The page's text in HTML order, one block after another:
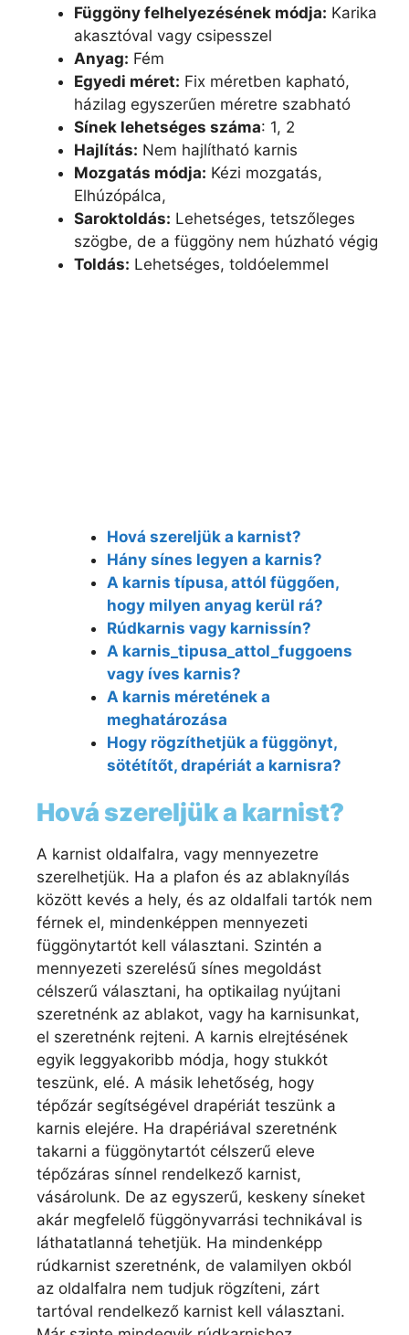
Függöny felhelyezésének módja: Karika
akasztóval vagy csipesszel
Anyag: Fém
Egyedi méret: Fix méretben kapható,
házilag egyszerűen méretre szabható
Sínek lehetséges száma: 1, 2
Hajlítás: Nem hajlítható karnis
Mozgatás módja: Kézi mozgatás,
Elhúzópálca,
Saroktoldás: Lehetséges, tetszőleges
szögbe, de a függöny nem húzható végig
Toldás: Lehetséges, toldóelemmel
Hová szereljük a karnist?
Hány sínes legyen a karnis?
A karnis típusa, attól függően,
hogy milyen anyag kerül rá?
Rúdkarnis vagy karnissín?
A karnis_tipusa_attol_fuggoens
vagy íves karnis?
A karnis méretének a
meghatározása
Hogy rögzíthetjük a függönyt,
sötétítőt, drapériát a karnisra?
Hová szereljük a karnist?
A karnist oldalfalra, vagy mennyezetre
szerelhetjük. Ha a plafon és az ablaknyílás
között kevés a hely, és az oldalfali tartók nem
férnek el, mindenképpen mennyezeti
függönytartót kell választani. Szintén a
mennyezeti szerelésű sínes megoldást
célszerű választani, ha optikailag nyújtani
szeretnénk az ablakot, vagy ha karnisunkat,
el szeretnénk rejteni. A karnis elrejtésének
egyik leggyakoribb módja, hogy stukkót
teszünk, elé. A másik lehetőség, hogy
tépőzár segítségével drapériát teszünk a
karnis elejére. Ha drapériával szeretnénk
takarni a függönytartót célszerű eleve
tépőzáras sínnel rendelkező karnist,
vásárolunk. De az egyszerű, keskeny síneket
akár megfelelő függönyvarrási technikával is
láthatatlanná tehetjük. Ha mindenképp
rúdkarnist szeretnénk, de valamilyen okból
az oldalfalra nem tudjuk rögzíteni, zárt
tartóval rendelkező karnist kell választani.